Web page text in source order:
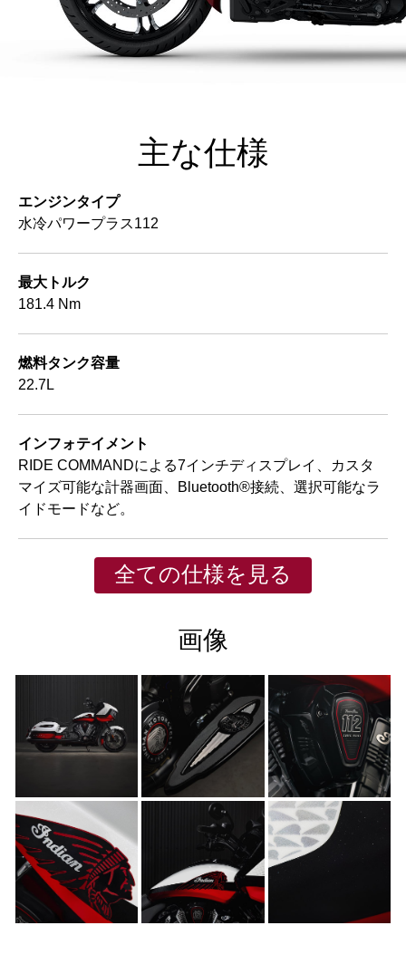
主な仕様
エンジンタイプ
水冷パワープラス112
最大トルク
181.4 Nm
燃料タンク容量
22.7L
インフォテイメント
RIDE COMMANDによる7インチディスプレイ、カスタ
マイズ可能な計器画面、Bluetooth®接続、選択可能なラ
イドモードなど。
全ての仕様を見る
画像